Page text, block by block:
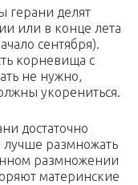
герани делят
или в конце лета
сентября).
корневища с
не нужно,
укорениться.
достаточно
размножать
размножении
материнские